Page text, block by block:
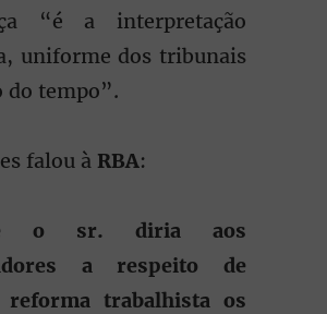
“é a interpretação
uniforme dos tribunais
do tempo”.
falou à RBA:
o sr. diria aos
a respeito de
reforma trabalhista os